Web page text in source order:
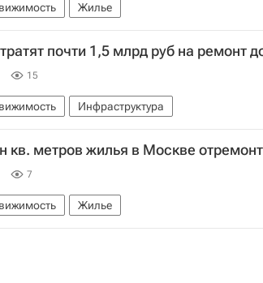
Жилье
почти 1,5 млрд руб на ремонт
15
Инфраструктура
кв. метров жилья в Москве
7
Жилье